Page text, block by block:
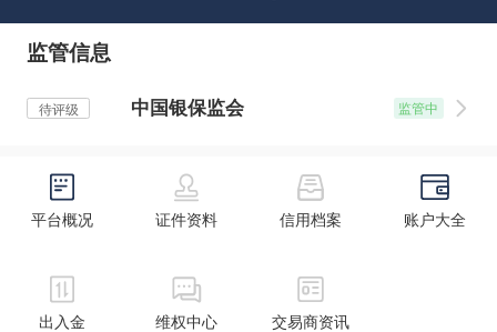
监管信息
待评级 中国银保监会 监管中
平台概况 证件资料 信用档案 账户大全
出入金 维权中心 交易商资讯